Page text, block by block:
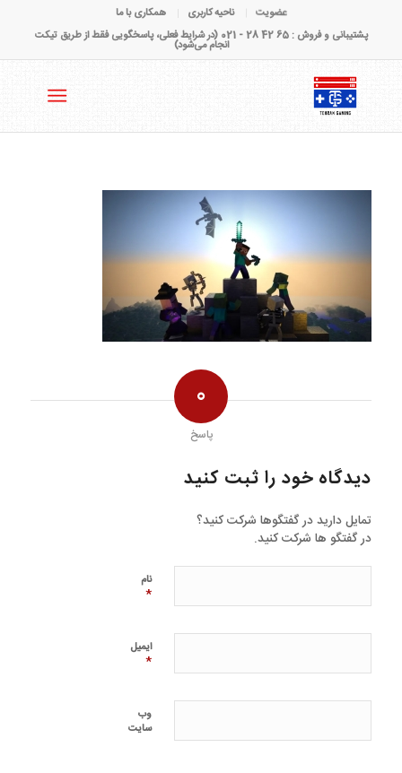
عضویت ناحیه کاربری
همکاری با ما
پشتیبانی و فروش : 65 42 28 - 021 (در شرایط فعلی، پاسخگویی فقط از طریق تیکت
انجام می‌شود)
0
پاسخ
دیدگاه خود را ثبت کنید
تمایل دارید در گفتگوها شرکت کنید؟
در گفتگو ها شرکت کنید.
نام
*
ایمیل
*
وب‌
سایت